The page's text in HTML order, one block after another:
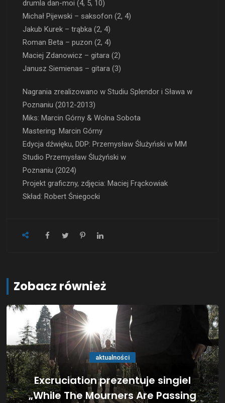
drumla dan-moi (4, 5, 10)
Michał Pijewski – saksofon (2, 4)
Jakub Kurek – trąbka (2, 4)
Roman Beta – puzon (2, 4)
Maciej Zdanowicz – gitara (2)
Janusz Siemienas – gitara (3)
Nagrania zrealizowano w Studiu Splendor i Sława w
Poznaniu (2012-2013)
Miks: Marcin Górny & Wolna Sobota
Mastering: Marcin Górny
Edycja dźwięku, DDP: Przemysław Ślużyński w MM
Studio Przemysław Ślużyński w
Poznaniu (2024)
Projekt graficzny, zdjęcia: Maciej Frąckowiak
Skład: Robert Śniegocki
Zobacz również
aktualności
Excruciation prezentuje singiel
„While The Mourners Are Passing